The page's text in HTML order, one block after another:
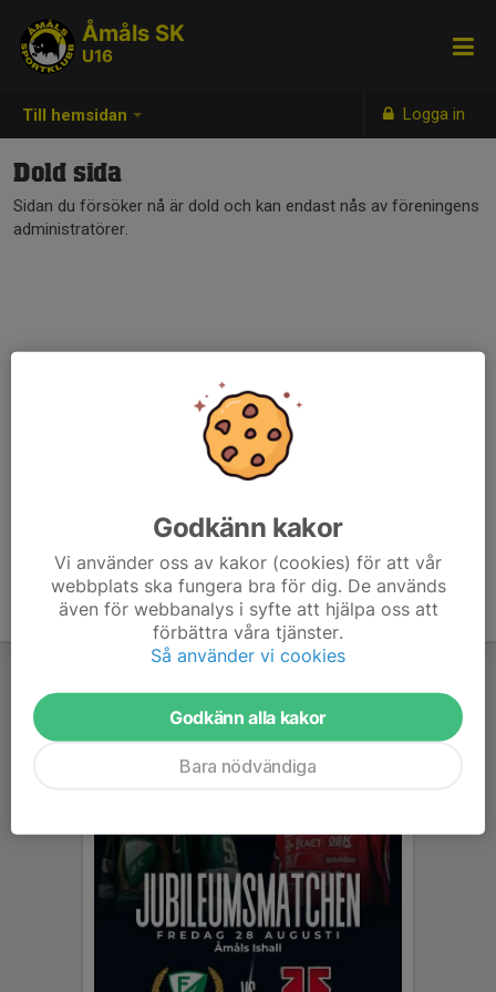
Till hemsidan Logga in
Åmåls SK
U16
Dold sida
Sidan du försöker nå är dold och kan endast nås av föreningens
administratörer.
Godkänn kakor
Vi använder oss av kakor (cookies) för att vår
webbplats ska fungera bra för dig. De används
även för webbanalys i syfte att hjälpa oss att
förbättra våra tjänster.
Så använder vi cookies
Godkänn alla kakor
Bara nödvändiga